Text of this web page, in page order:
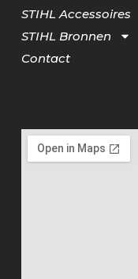
STIHL Accessoires
STIHL Bronnen
Contact